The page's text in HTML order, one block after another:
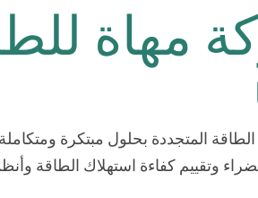
مهاة
المتجددة بحلول مبتكرة
وتقييم كفاءة استهلاك الطاقة